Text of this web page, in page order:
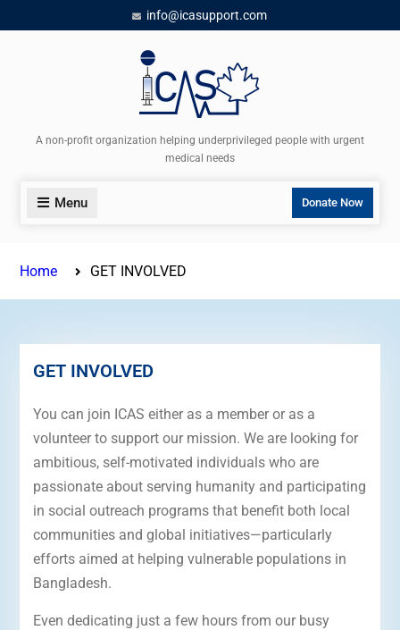
info@icasupport.com
A non-profit organization helping underprivileged people with urgent
medical needs
Menu Donate Now
Home GET INVOLVED
GET INVOLVED
You can join ICAS either as a member or as a
volunteer to support our mission. We are looking for
ambitious, self-motivated individuals who are
passionate about serving humanity and participating
in social outreach programs that benefit both local
communities and global initiatives—particularly
efforts aimed at helping vulnerable populations in
Bangladesh.
Even dedicating just a few hours from our busy